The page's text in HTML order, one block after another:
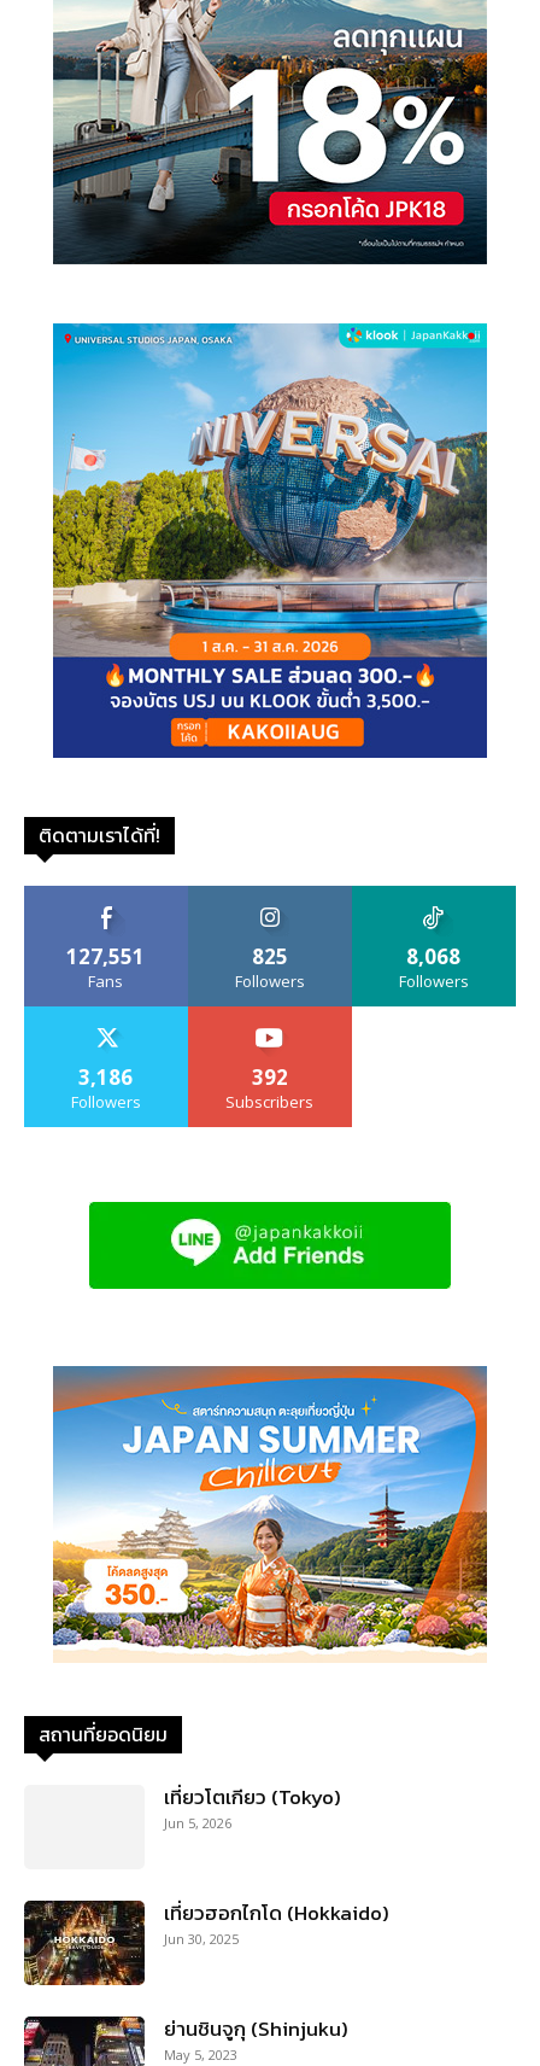
ติดตามเราได้ที่!
127,551
Fans
825
Followers
8,068
Followers
3,186
Followers
392
Subscribers
สถานที่ยอดนิยม
เที่ยวโตเกียว (Tokyo)
Jun 5, 2026
เที่ยวฮอกไกโด (Hokkaido)
Jun 30, 2025
ย่านชินจูกุ (Shinjuku)
May 5, 2023